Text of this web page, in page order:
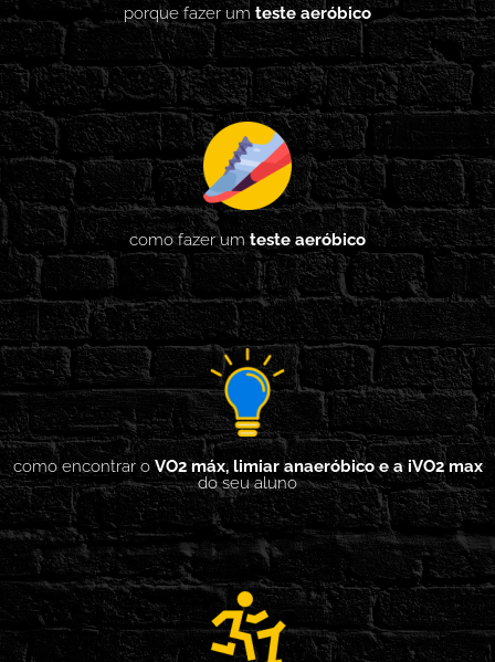
porque fazer um teste aeróbico
como fazer umteste aeróbico
como encontrar o VO2 máx, limiar anaeróbico e a iVO2 max
do seu aluno